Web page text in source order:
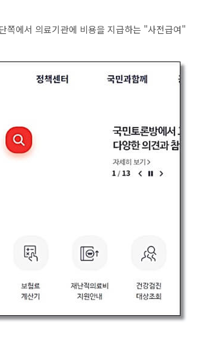
쪽에서 의료기관에 비용을 지급하는 "사전급여"